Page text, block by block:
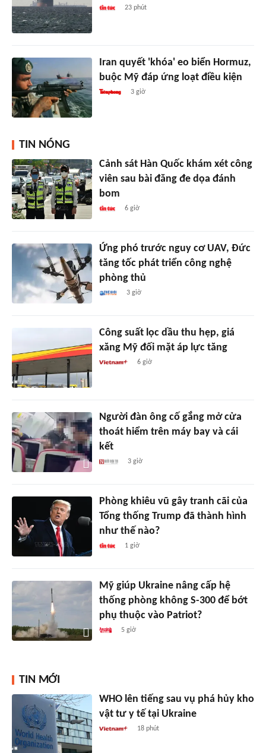
23 phút
Iran quyết 'khóa' eo biển Hormuz,
buộc Mỹ đáp ứng loạt điều kiện
3 giờ
TIN NÓNG
Cảnh sát Hàn Quốc khám xét công
viên sau bài đăng đe dọa đánh
bom
6 giờ
Ứng phó trước nguy cơ UAV, Đức
tăng tốc phát triển công nghệ
phòng thủ
3 giờ
Công suất lọc dầu thu hẹp, giá
xăng Mỹ đối mặt áp lực tăng
6 giờ
Người đàn ông cố gắng mở cửa
thoát hiểm trên máy bay và cái
kết
3 giờ
Phòng khiêu vũ gây tranh cãi của
Tổng thống Trump đã thành hình
như thế nào?
1 giờ
Mỹ giúp Ukraine nâng cấp hệ
thống phòng không S-300 để bớt
phụ thuộc vào Patriot?
5 giờ
TIN MỚI
WHO lên tiếng sau vụ phá hủy kho
vật tư y tế tại Ukraine
18 phút